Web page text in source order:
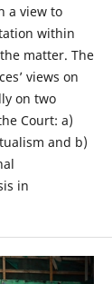
a view to
within
matter. The
views on
on two
Court: a)
and b)
in